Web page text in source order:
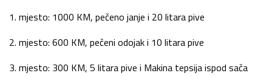
1. mjesto: 1000 KM, pečeno janje i 20 litara pive
2. mjesto: 600 KM, pečeni odojak i 10 litara pive
3. mjesto: 300 KM, 5 litara pive i Makina tepsija ispod sača